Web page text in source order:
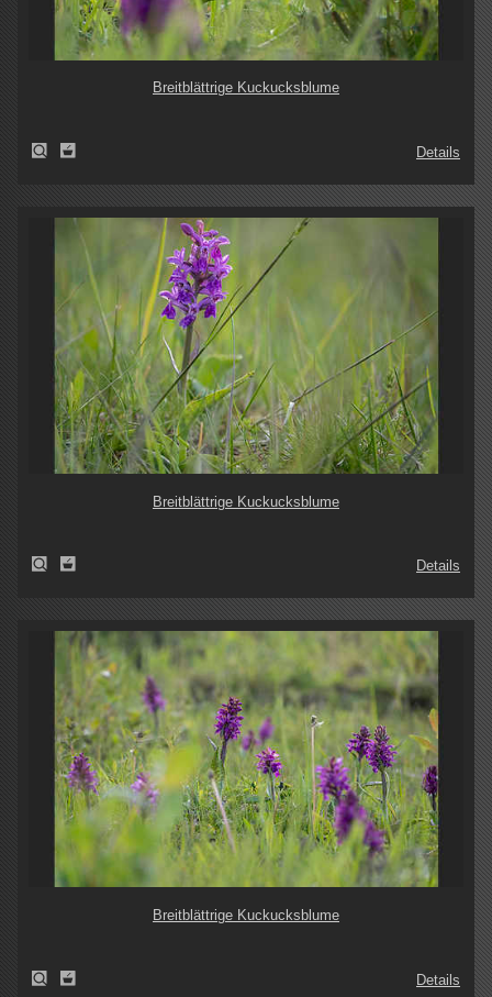
Breitblättrige Kuckucksblume
Details
Breitblättrige Kuckucksblume
Details
Breitblättrige Kuckucksblume
Details